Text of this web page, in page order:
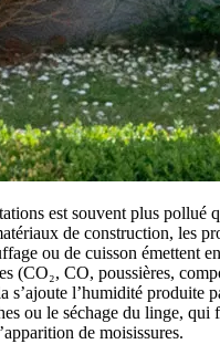
est souvent plus pollué
de construction, les
ou de cuisson émettent
(CO₂, CO, poussières,
l’humidité produite
ou le séchage du linge, qui
de moisissures.